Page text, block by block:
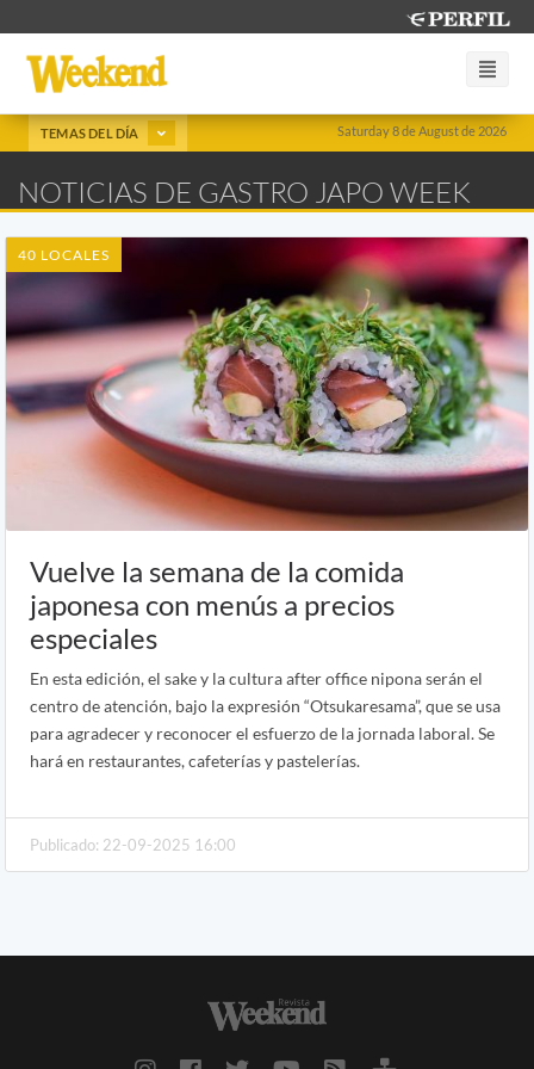
Saturday 8 de August de 2026
TEMAS DEL DÍA
NOTICIAS DE GASTRO JAPO WEEK
40 LOCALES
Vuelve la semana de la comida
japonesa con menús a precios
especiales
En esta edición, el sake y la cultura after office nipona serán el
centro de atención, bajo la expresión “Otsukaresama”, que se usa
para agradecer y reconocer el esfuerzo de la jornada laboral. Se
hará en restaurantes, cafeterías y pastelerías.
Publicado: 22-09-2025 16:00